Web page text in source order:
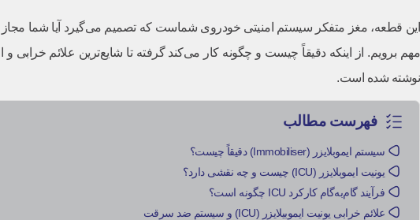
این قطعه، مغز متفکر سیستم امنیتی خودروی شماست که تصمیم می‌گیرد آیا شما مجاز
مهم برویم. از اینکه دقیقاً چیست و چگونه کار می‌کند گرفته تا شایع‌ترین علائم خرابی
نوشته شده است.
فهرست مطالب
سیستم ایموبلایزر (Immobiliser) دقیقاً چیست؟
یونیت ایموبلایزر (ICU) چیست و چه نقشی دارد؟
فرآیند گام‌به‌گام کارکرد ICU چگونه است؟
علائم خرابی یونیت ایموبیلایزر (ICU) و سیستم ضد سرقت